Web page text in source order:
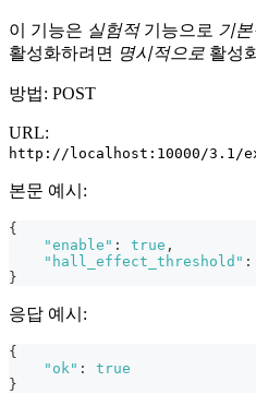
이 기능은 실험적기능으로 기
활성화하려면 명시적으로 활성
방법: POST
URL:
http://localhost:10000/3.1/
본문 예시:
{
"enable" : true ,
"hall_effect_threshold" :
}
응답 예시:
{
"ok" :
true
}